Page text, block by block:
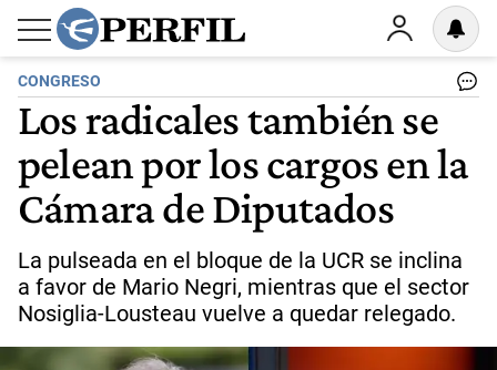
CONGRESO
Los radicales también se
pelean por los cargos en la
Cámara de Diputados
La pulseada en el bloque de la UCR se inclina
a favor de Mario Negri, mientras que el sector
Nosiglia-Lousteau vuelve a quedar relegado.